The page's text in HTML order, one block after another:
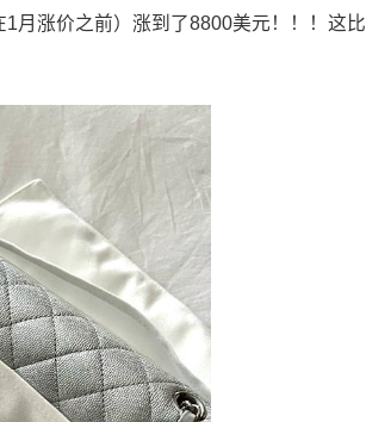
月涨价之前）涨到了8800美元！！！这比